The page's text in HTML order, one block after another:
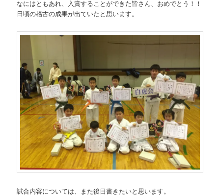
なにはともあれ、入賞することができた皆さん、おめでとう！！
日頃の稽古の成果が出ていたと思います。
試合内容については、また後日書きたいと思います。